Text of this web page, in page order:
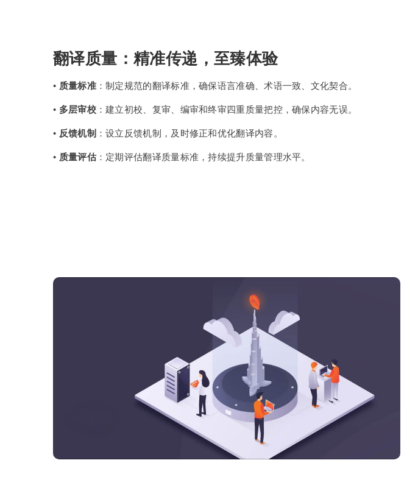
翻译质量：精准传递，至臻体验
• 质量标准：制定规范的翻译标准，确保语言准确、术语一致、文化契合。
• 多层审校：建立初校、复审、编审和终审四重质量把控，确保内容无误。
• 反馈机制 ：设立反馈机制，及时修正和优化翻译内容。
• 质量评估：定期评估翻译质量标准，持续提升质量管理水平。